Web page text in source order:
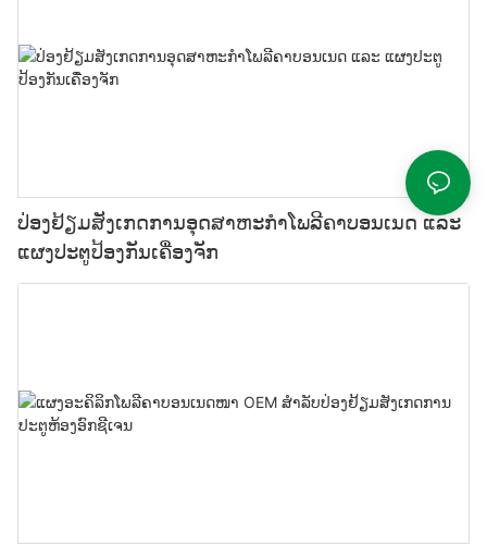
ປ່ອງຢ້ຽມສັງເກດການອຸດສາຫະກຳໂພລີຄາບອນເນດ ແລະ
ແຜງປະຕູປ້ອງກັນເຄື່ອງຈັກ